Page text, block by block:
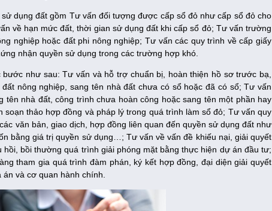
dụng đất gồm Tư vấn đối tượng được cấp sổ đỏ như cấp sổ đỏ cho
về hạn mức đất, thời gian sử dụng đất khi cấp sổ đỏ; Tư vấn trường
nghiệp hoặc đất phi nông nghiệp; Tư vấn các quy trình về cấp giấy
nhận quyền sử dụng trong các trường hợp khó.
như sau: Tư vấn và hỗ trợ chuẩn bị, hoàn thiện hồ sơ trước bạ,
nông nghiệp, sang tên nhà đất chưa có sổ hoặc đã có sổ; Tư vấn
nhà đất, công trình chưa hoàn công hoặc sang tên một phần hay
thảo hợp đồng và pháp lý trong quá trình làm sổ đỏ; Tư vấn quy
văn bản, giao dịch, hợp đồng liên quan đến quyền sử dụng đất như
bằng giá trị quyền sử dụng…; Tư vấn về vấn đề khiếu nại, giải quyết
bồi thường quá trình giải phóng mặt bằng thực hiện dự án đầu tư;
tham gia quá trình đàm phán, ký kết hợp đồng, đại diện giải quyết
và cơ quan hành chính.